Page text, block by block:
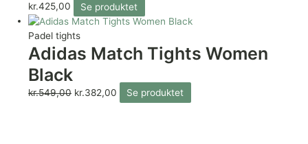
kr.425,00 Se produktet
Padel tights
Adidas Match Tights Women
Black
kr.549,00 kr.382,00 Se produktet